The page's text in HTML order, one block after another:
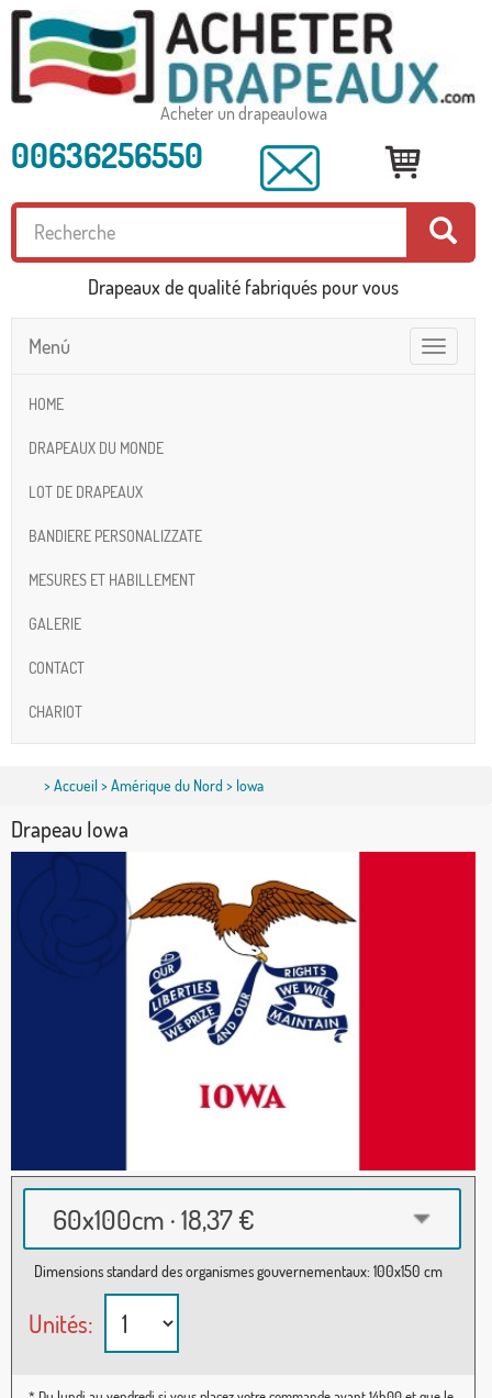
Acheter un drapeauIowa
00636256550
Drapeaux de qualité fabriqués pour vous
Toggle
navigation
Menú
HOME
DRAPEAUX DU MONDE
LOT DE DRAPEAUX
BANDIERE PERSONALIZZATE
MESURES ET HABILLEMENT
GALERIE
CONTACT
CHARIOT
>Accueil>Amérique du Nord > Iowa
Drapeau Iowa
60x100cm · 18,37 €
Dimensions standard des organismes gouvernementaux: 100x150 cm
Unités: